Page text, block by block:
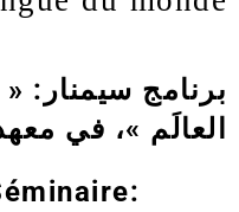
برنامج سيمنار: «
العالَم »، في